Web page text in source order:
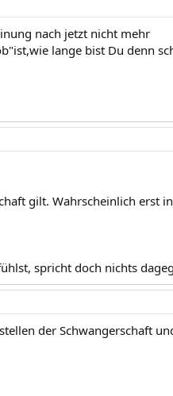
nach jetzt nicht mehr
lange bist Du denn
gilt. Wahrscheinlich erst
spricht doch nichts
der Schwangerschaft